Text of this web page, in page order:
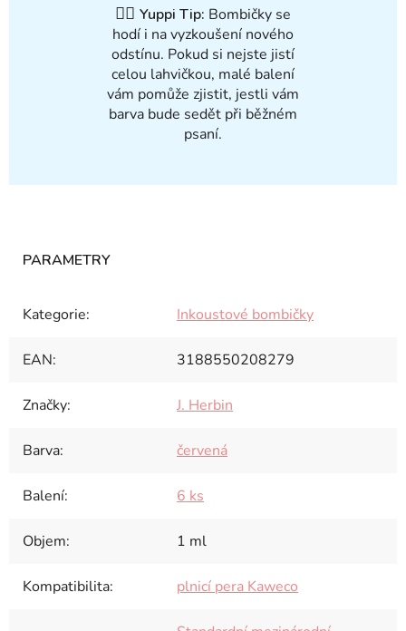
✍🏻 Yuppi Tip: Bombičky se
hodí i na vyzkoušení nového
odstínu. Pokud si nejste jistí
celou lahvičkou, malé balení
vám pomůže zjistit, jestli vám
barva bude sedět při běžném
psaní.
Kategorie: Inkoustové bombičky
EAN: 3188550208279
Značky: J. Herbin
Barva: červená
Balení: 6 ks
Objem: 1 ml
Kompatibilita: plnicí pera Kaweco